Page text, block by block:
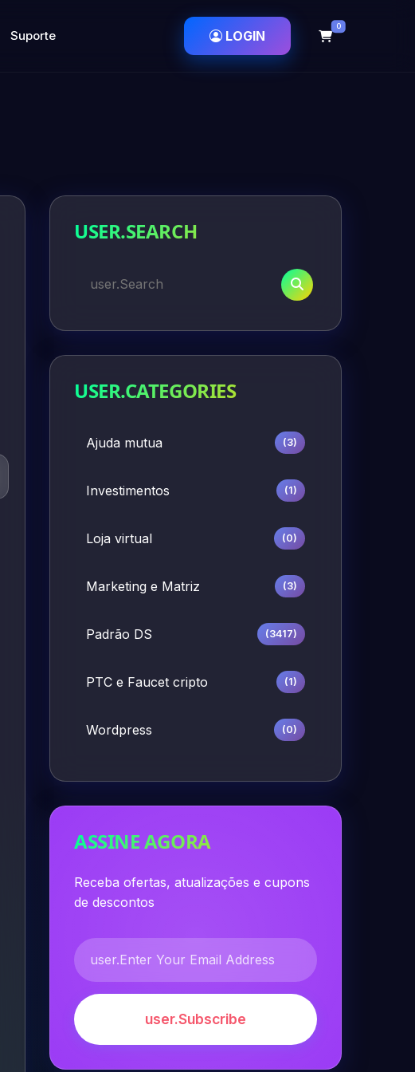
Suporte LOGIN
0
USER.SEARCH
USER.CATEGORIES
Ajuda mutua (3)
Investimentos (1)
Loja virtual (0)
Marketing e Matriz (3)
Padrão DS (3417)
PTC e Faucet cripto (1)
Wordpress (0)
ASSINE AGORA
Receba ofertas, atualizações e cupons
de descontos
user.Subscribe